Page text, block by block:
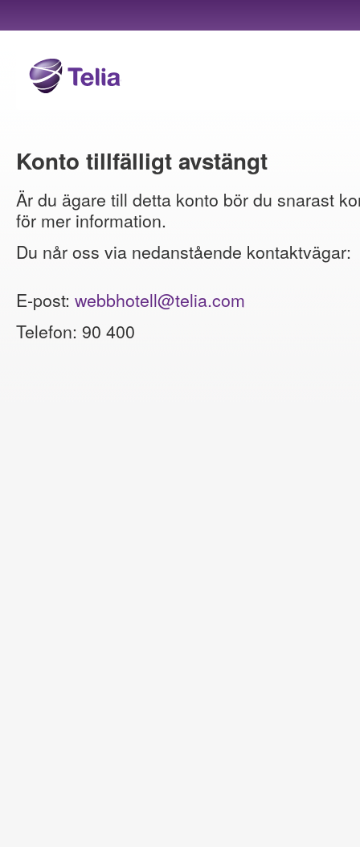
Konto tillfälligt avstängt
Är du ägare till detta konto bör du snarast
för mer information.
Du når oss via nedanstående kontaktvägar:
E-post: webbhotell@telia.com
Telefon: 90 400